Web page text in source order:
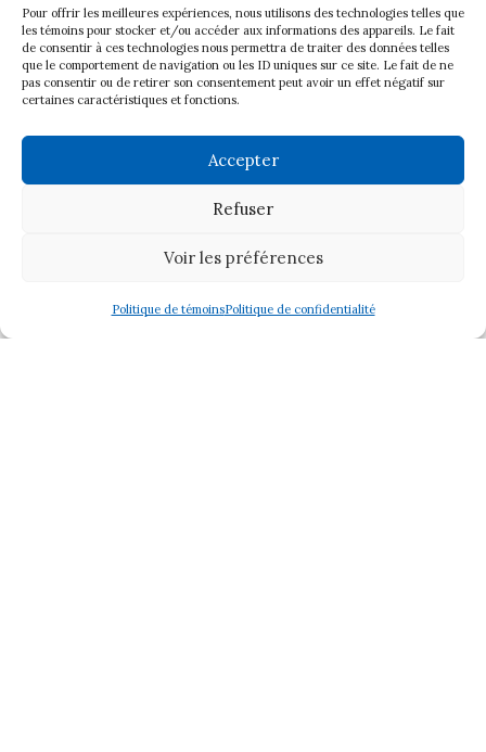
Pour offrir les meilleures expériences, nous utilisons des technologies telles que
les témoins pour stocker et/ou accéder aux informations des appareils. Le fait
de consentir à ces technologies nous permettra de traiter des données telles
que le comportement de navigation ou les ID uniques sur ce site. Le fait de ne
pas consentir ou de retirer son consentement peut avoir un effet négatif sur
certaines caractéristiques et fonctions.
Accepter
Refuser
Voir les préférences
Politique de témoinsPolitique de confidentialité
Accueil
Conseil d’administration
Devenir membre
Formations